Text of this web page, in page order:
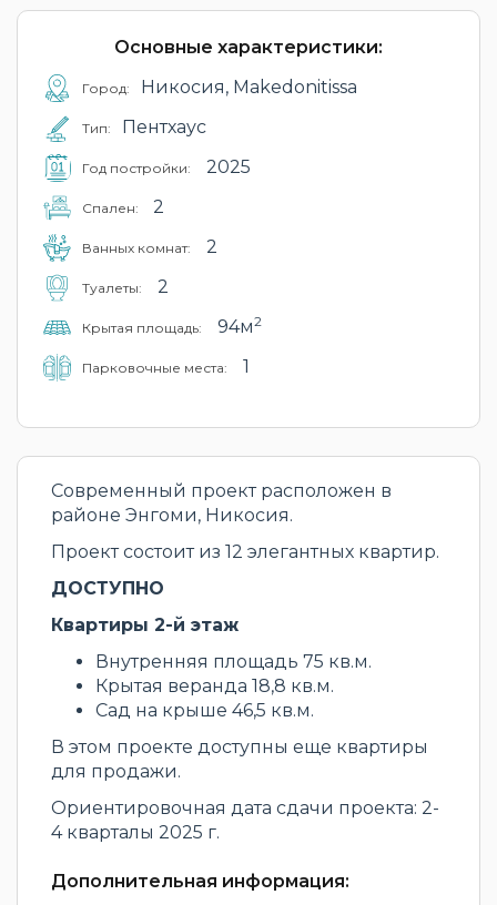
Основные характеристики:
Город: Никосия, Makedonitissa
Тип: Пентхаус
Год постройки: 2025
Cпален: 2
Ванных комнат: 2
Туалеты: 2
Крытая площадь: 94м2
Парковочные места: 1
Современный проект расположен в
районе Энгоми, Никосия.
Проект состоит из 12 элегантных квартир.
ДОСТУПНО
Квартиры 2-й этаж
Внутренняя площадь 75 кв.м.
Крытая веранда 18,8 кв.м.
Сад на крыше 46,5 кв.м.
В этом проекте доступны еще квартиры
для продажи.
Ориентировочная дата сдачи проекта: 2-
4 кварталы 2025 г.
Дополнительная информация: